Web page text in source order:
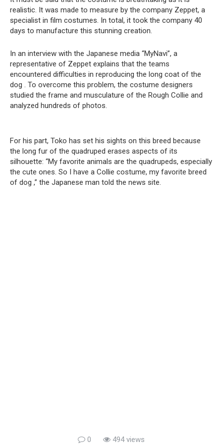
realistic. It was made to measure by the company Zeppet, a
specialist in film costumes. In total, it took the company 40
days to manufacture this stunning creation.
In an interview with the Japanese media “MyNavi”, a
representative of Zeppet explains that the teams
encountered difficulties in reproducing the long coat of the
dog . To overcome this problem, the costume designers
studied the frame and musculature of the Rough Collie and
analyzed hundreds of photos.
For his part, Toko has set his sights on this breed because
the long fur of the quadruped erases aspects of its
silhouette: “My favorite animals are the quadrupeds, especially
the cute ones. So I have a Collie costume, my favorite breed
of dog ,” the Japanese man told the news site.
0 494 views